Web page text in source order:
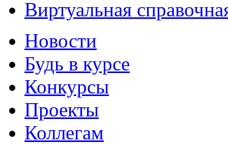
Виртуальная
Новости
Будь в курсе
Конкурсы
Проекты
Коллегам